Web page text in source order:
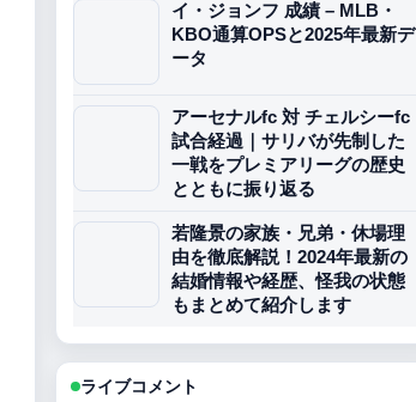
イ・ジョンフ 成績 – MLB・
KBO通算OPSと2025年最新デ
ータ
アーセナルfc 対 チェルシーfc
試合経過｜サリバが先制した
一戦をプレミアリーグの歴史
とともに振り返る
若隆景の家族・兄弟・休場理
由を徹底解説！2024年最新の
結婚情報や経歴、怪我の状態
もまとめて紹介します
ライブコメント